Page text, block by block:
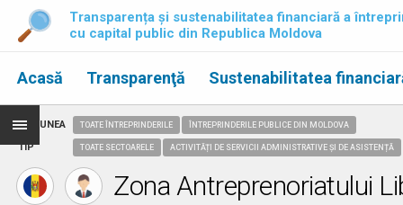
Transparența și sustenabilitatea financiară a
cu capital public din Republica Moldova
Acasă Transparenţă Sustenabilitatea
REGIUNEA
TIP
TOATE ÎNTREPRINDERILE ÎNTREPRINDERILE PUBLICE DIN MOLDOVA
TOATE SECTOARELE ACTIVITĂȚI DE SERVICII ADMINISTRATIVE ȘI DE ASISTENȚĂ
Zona Antreprenoriatului